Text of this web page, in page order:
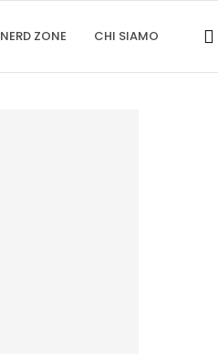
NERD ZONE CHI SIAMO